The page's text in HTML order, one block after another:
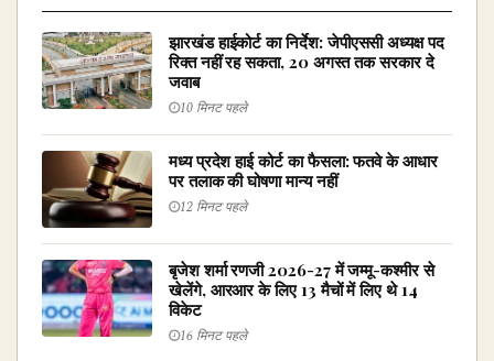
झारखंड हाईकोर्ट का निर्देश: जेपीएससी अध्यक्ष पद
रिक्त नहीं रह सकता, 20 अगस्त तक सरकार दे
जवाब
10 मिनट पहले
मध्य प्रदेश हाई कोर्ट का फैसला: फतवे के आधार
पर तलाक की घोषणा मान्य नहीं
12 मिनट पहले
बृजेश शर्मा रणजी 2026-27 में जम्मू-कश्मीर से
खेलेंगे, आरआर के लिए 13 मैचों में लिए थे 14
विकेट
16 मिनट पहले